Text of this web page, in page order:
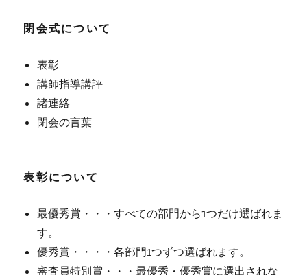
閉会式について
表彰
講師指導講評
諸連絡
閉会の言葉
表彰について
最優秀賞・・・すべての部門から1つだけ選ばれま
す。
優秀賞・・・・各部門1つずつ選ばれます。
審査員特別賞・・・最優秀・優秀賞に選出されな